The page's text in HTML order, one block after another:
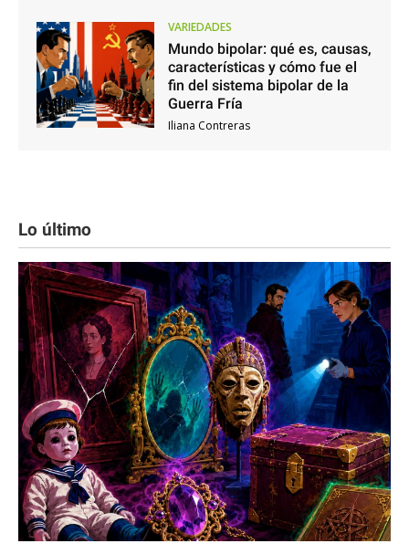
VARIEDADES
Mundo bipolar: qué es, causas,
características y cómo fue el
fin del sistema bipolar de la
Guerra Fría
Iliana Contreras
Lo último